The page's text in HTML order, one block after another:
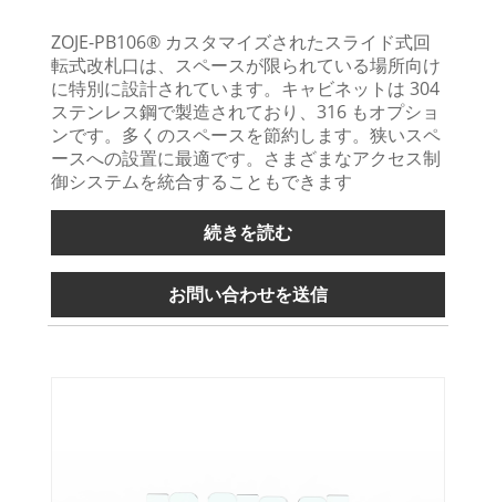
ZOJE-PB106® カスタマイズされたスライド式回
転式改札口は、スペースが限られている場所向け
に特別に設計されています。キャビネットは 304
ステンレス鋼で製造されており、316 もオプショ
ンです。多くのスペースを節約します。狭いスペ
ースへの設置に最適です。さまざまなアクセス制
御システムを統合することもできます
続きを読む
お問い合わせを送信